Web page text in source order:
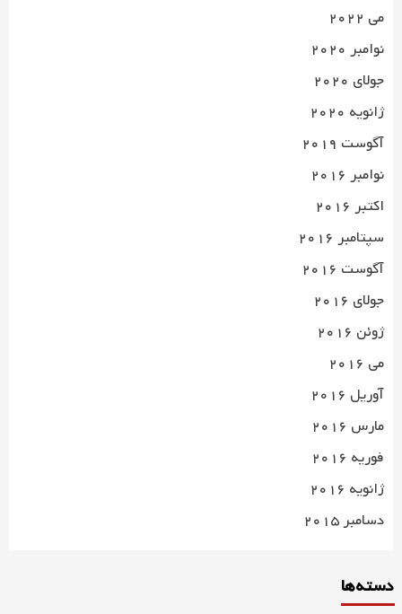
می 2022
نوامبر 2020
جولای 2020
ژانویه 2020
آگوست 2019
نوامبر 2016
اکتبر 2016
سپتامبر 2016
آگوست 2016
جولای 2016
ژوئن 2016
می 2016
آوریل 2016
مارس 2016
فوریه 2016
ژانویه 2016
دسامبر 2015
دسته‌ها